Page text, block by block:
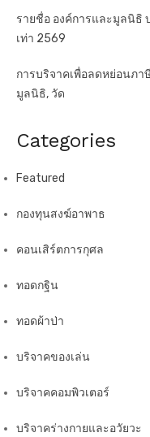
รายชื่อ องค์การและมูลนิธิ
เท่า 2569
การบริจาคเพื่อลดหย่อนภา
มูลนิธิ, วัด
Categories
Featured
กองทุนสงฆ์อาพาธ
คอนเสิร์ตการกุศล
ทอดกฐิน
ทอดผ้าป่า
บริจาคของเล่น
บริจาคคอมพิวเตอร์
บริจาคร่างกายและอวัยวะ